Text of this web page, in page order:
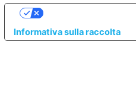
Informativa sulla raccolta